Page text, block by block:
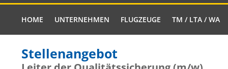
HOME UNTERNEHMEN FLUGZEUGE TM / LTA / WA
Stellenangebot